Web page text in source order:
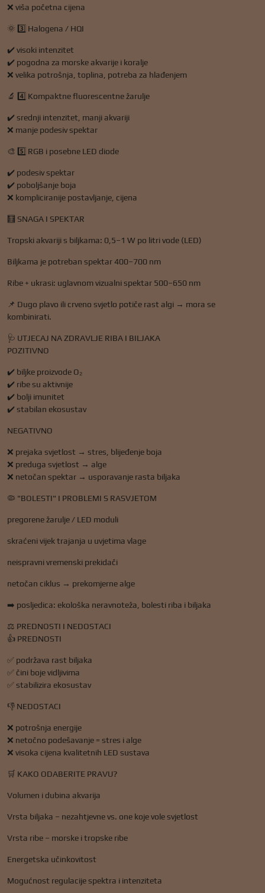
❌ viša početna cijena
🌞 3️⃣ Halogena / HQI
✔️ visoki intenzitet
✔️ pogodna za morske akvarije i koralje
❌ velika potrošnja, toplina, potreba za hlađenjem
🔬 4️⃣ Kompaktne fluorescentne žarulje
✔️ srednji intenzitet, manji akvariji
❌ manje podesiv spektar
🎨 5️⃣ RGB i posebne LED diode
✔️ podesiv spektar
✔️ poboljšanje boja
❌ kompliciranije postavljanje, cijena
🧮 SNAGA I SPEKTAR
Tropski akvariji s biljkama: 0,5–1 W po litri vode (LED)
Biljkama je potreban spektar 400–700 nm
Ribe + ukrasi: uglavnom vizualni spektar 500–650 nm
📌 Dugo plavo ili crveno svjetlo potiče rast algi → mora se
kombinirati.
🩺 UTJECAJ NA ZDRAVLJE RIBA I BILJAKA
POZITIVNO
✔️ biljke proizvode O₂
✔️ ribe su aktivnije
✔️ bolji imunitet
✔️ stabilan ekosustav
NEGATIVNO
❌ prejaka svjetlost → stres, blijeđenje boja
❌ preduga svjetlost → alge
❌ netočan spektar → usporavanje rasta biljaka
🦠 "BOLESTI" I PROBLEMI S RASVJETOM
pregorene žarulje / LED moduli
skraćeni vijek trajanja u uvjetima vlage
neispravni vremenski prekidači
netočan ciklus → prekomjerne alge
➡️ posljedica: ekološka neravnoteža, bolesti riba i biljaka
⚖️ PREDNOSTI I NEDOSTACI
👍 PREDNOSTI
✅ podržava rast biljaka
✅ čini boje vidljivima
✅ stabilizira ekosustav
👎 NEDOSTACI
❌ potrošnja energije
❌ netočno podešavanje = stres i alge
❌ visoka cijena kvalitetnih LED sustava
🛒 KAKO ODABERITE PRAVU?
Volumen i dubina akvarija
Vrsta biljaka – nezahtjevne vs. one koje vole svjetlost
Vrsta ribe – morske i tropske ribe
Energetska učinkovitost
Mogućnost regulacije spektra i intenziteta